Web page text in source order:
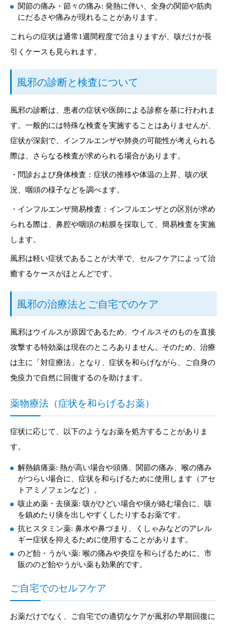
関節の痛み・節々の痛み: 発熱に伴い、全身の関節や筋肉
にだるさや痛みが現れることがあります。
これらの症状は通常1週間程度で治まりますが、咳だけが長
引くケースも見られます。
風邪の診断と検査について
風邪の診断は、患者の症状や医師による診察を基に行われま
す。一般的には特殊な検査を実施することはありませんが、
症状が深刻で、インフルエンザや肺炎の可能性が考えられる
際は、さらなる検査が求められる場合があります。
・問診および身体検査：症状の推移や体温の上昇、咳の状
況、咽頭の様子などを調べます。
・インフルエンザ簡易検査：インフルエンザとの区別が求め
られる際は、鼻腔や咽頭の粘膜を採取して、簡易検査を実施
します。
風邪は軽い症状であることが大半で、セルフケアによって治
癒するケースがほとんどです。
風邪の治療法とご自宅でのケア
風邪はウイルスが原因であるため、ウイルスそのものを直接
攻撃する特効薬は現在のところありません。そのため、治療
は主に「対症療法」となり、症状を和らげながら、ご自身の
免疫力で自然に回復するのを助けます。
薬物療法（症状を和らげるお薬）
症状に応じて、以下のようなお薬を処方することがありま
す。
解熱鎮痛薬: 熱が高い場合や頭痛、関節の痛み、喉の痛み
がつらい場合に、症状を和らげるために使用します（アセ
トアミノフェンなど）。
咳止め薬・去痰薬: 咳がひどい場合や痰が絡む場合に、咳
を鎮めたり痰を出しやすくしたりするお薬です。
抗ヒスタミン薬: 鼻水や鼻づまり、くしゃみなどのアレル
ギー症状を抑えるために使用することがあります。
のど飴・うがい薬: 喉の痛みや炎症を和らげるために、市
販ののど飴やうがい薬も効果的です。
ご自宅でのセルフケア
お薬だけでなく、ご自宅での適切なケアが風邪の早期回復に